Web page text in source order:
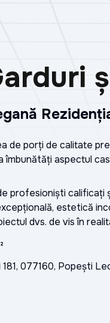
de porți de calitate
aspectul
profesioniști calificați
estetică
dvs. de vis în
077160, Popești